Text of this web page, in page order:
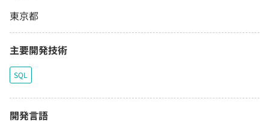
東京都
主要開発技術
SQL
開発言語